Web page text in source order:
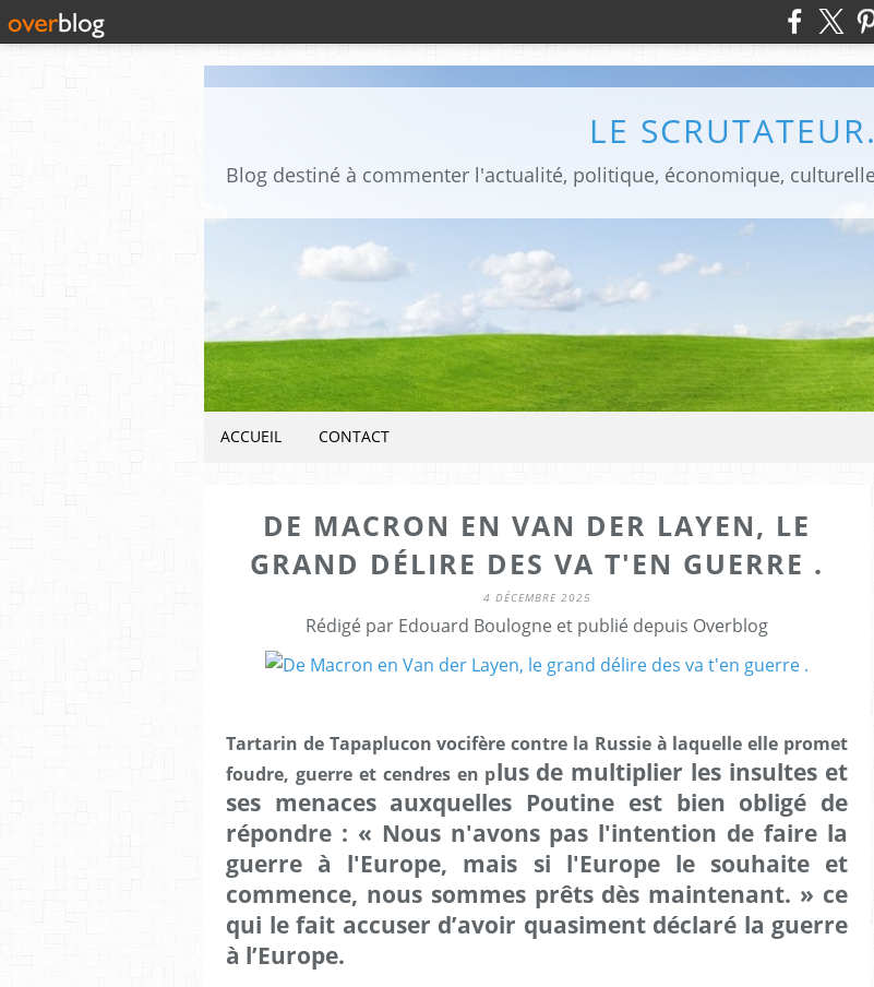
LE SCRUTATEUR.
ACCUEIL CONTACT
DE MACRON EN VAN DER LAYEN, LE
GRAND DÉLIRE DES VA T'EN GUERRE .
4 DÉCEMBRE 2025
Rédigé par Edouard Boulogne et publié depuis Overblog
Tartarin de Tapaplucon vocifère contre la Russie à laquelle elle promet
foudre, guerre et cendres en plus de multiplier les insultes et
ses menaces auxquelles Poutine est bien obligé de
répondre : « Nous n'avons pas l'intention de faire la
guerre à l'Europe, mais si l'Europe le souhaite et
commence, nous sommes prêts dès maintenant. » ce
qui le fait accuser d’avoir quasiment déclaré la guerre
à l’Europe.